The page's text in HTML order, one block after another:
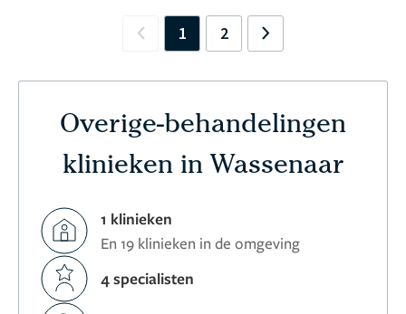
Previous
1 2 Next
Overige-behandelingen
klinieken in Wassenaar
1 klinieken
En 19 klinieken in de omgeving
4 specialisten